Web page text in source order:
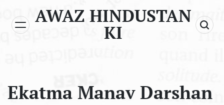
content
AWAZ HINDUSTAN
KI
Ekatma Manav Darshan